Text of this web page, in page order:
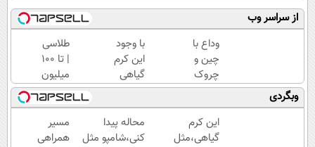
از سراسر وب
وداع با
چین و
چروک
های
سطحی و
عمقی
پوست...
با وجود
این کرم
گیاهی
دیگه
دور
بوتاکس
خط
طلاسی
| تا 100
میلیون
وام
آنی
خرید
طلا💰
وبگردی
این کرم
گیاهی،مثل
محاله پیدا
کنی،شامپو مثل
مسیر
همراهی